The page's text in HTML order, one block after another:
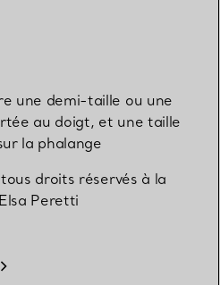
une demi-taille ou une
au doigt, et une taille
la phalange
droits réservés à la
Peretti